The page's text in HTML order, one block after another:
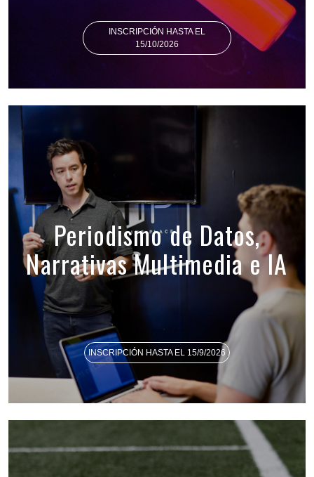
INSCRIPCIÓN HASTA EL
15/10/2026
Periodismo de Datos,
Narrativas Multimedia e IA
INSCRIPCIÓN HASTA EL 15/9/2026